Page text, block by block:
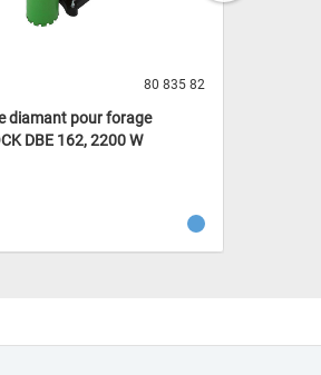
80 835 82
diamant pour forage
DBE 162, 2200 W